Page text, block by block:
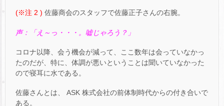
(※注 2 ) 佐藤商会のスタッフで佐藤正子さんの右腕。
声：「え～っ・・・。嘘じゃろう？」
コロナ以降、会う機会が減って、ここ数年は会っていなかっ
たのだが、特に、体調が悪いということは聞いていなかった
ので寝耳に水である。
佐藤さんとは、 ASK 株式会社の前体制時代からの付き合いで
ある。